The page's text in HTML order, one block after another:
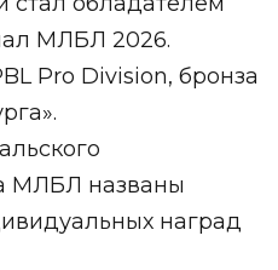
МЛБЛ 2026.
Pro Division, бронза
МЛБЛ названы
наград